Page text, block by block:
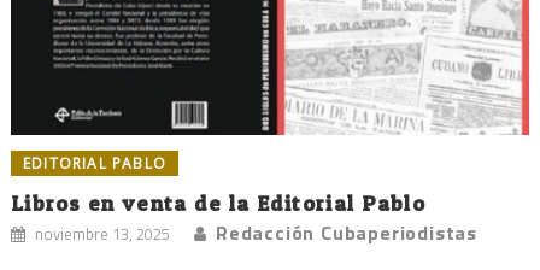
EDITORIAL PABLO
Libros en venta de la Editorial Pablo
noviembre 13, 2025 Redacción Cubaperiodistas